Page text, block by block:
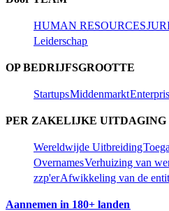
HUMAN RESOURCES​​
Leiderschap​​
OP BEDRIJFSGROOTTE​​
Startups​​Middenmarkt​​
PER ZAKELIJKE UITDAGING​​
Wereldwijde Uitbreiding​​
Overnames​​Verhuizing van
zzp'er​​Afwikkeling van de
Aannemen in 180+ landen​​